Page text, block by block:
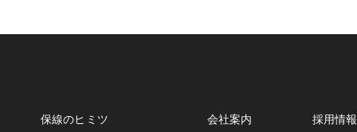
保線のヒミツ 会社案内 採用情報